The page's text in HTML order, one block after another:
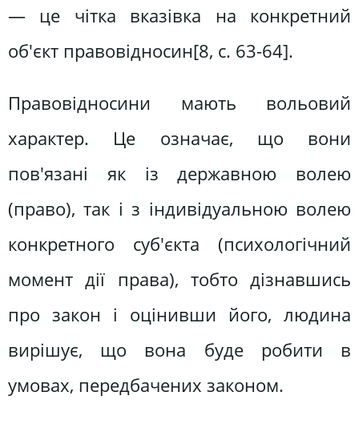
— це чітка вказівка на конкретний
об'єкт правовідносин[8, c. 63-64].
Правовідносини мають вольовий
характер. Це означає, що вони
пов'язані як із державною волею
(право), так і з індивідуальною волею
конкретного суб'єкта (психологічний
момент дії права), тобто дізнавшись
про закон і оцінивши його, людина
вирішує, що вона буде робити в
умовах, передбачених законом.